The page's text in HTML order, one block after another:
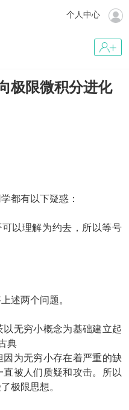
个人中心
极限微积分进化
都有以下疑惑：
可以理解为约去，所以等号
述两个问题。
无穷小概念为基础建立起
典
为无穷小存在着严重的缺
被人们质疑和攻击。所以
极限思想。